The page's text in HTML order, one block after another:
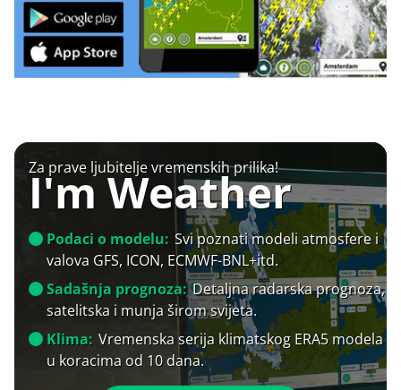
Za prave ljubitelje vremenskih prilika!
I'm Weather
Podaci o modelu: Svi poznati modeli atmosfere i
valova GFS, ICON, ECMWF-BNL+itd.
Sadašnja prognoza: Detaljna radarska prognoza,
satelitska i munja širom svijeta.
Klima: Vremenska serija klimatskog ERA5 modela
u koracima od 10 dana.